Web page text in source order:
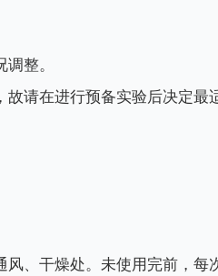
整。
请在进行预备实验后决定最
、干燥处。未使用完前，每